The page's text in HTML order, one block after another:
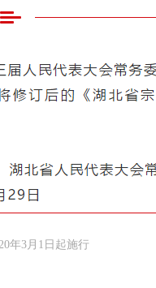
年3月1日起施行